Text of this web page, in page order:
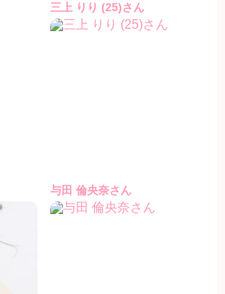
三上 りり (25)さん
与田 倫央奈さん